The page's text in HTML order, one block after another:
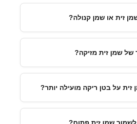
זית או שמן קנולה?
של שמן זית מזיקה?
על בטן ריקה מועילה יותר?
100%